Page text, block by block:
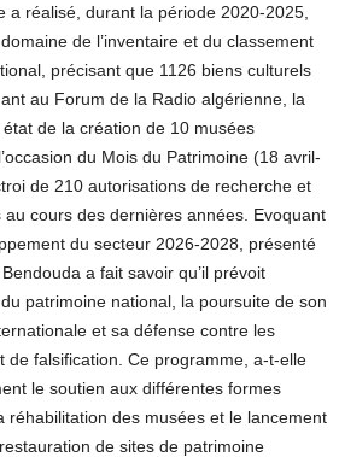
a réalisé, durant la période 2020-2025,
de l’inventaire et du classement
précisant que 1126 biens culturels
au Forum de la Radio algérienne, la
de la création de 10 musées
du Mois du Patrimoine (18 avril-
de 210 autorisations de recherche et
cours des dernières années. Evoquant
du secteur 2026-2028, présenté
a fait savoir qu’il prévoit
patrimoine national, la poursuite de son
et sa défense contre les
de falsification. Ce programme, a-t-elle
le soutien aux différentes formes
réhabilitation des musées et le lancement
de sites de patrimoine